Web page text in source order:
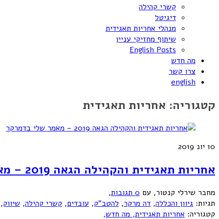
קשרי קהילה
דיגיטל
מנהלי אחריות תאגידית
שיתוף מחזיקי עניין
English Posts
מה חדש
צרו קשר
english
קטגוריה: אחריות תאגידית
10 יונ 2019
אחריות תאגידית והקהילה הגאה 2019 – מאמר שלי בדמרקר
מחבר שירלי קנטור, עם 0 תגובות
,
קטגוריה: אחריות תאגידית, מה חדש,
תגיות: גיוון והכללה, דה מרקר, להטב"ק, עובדים, קשרי קהילה, שיווק,